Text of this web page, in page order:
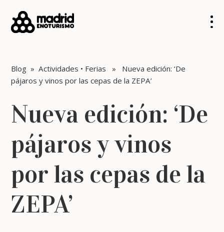
Blog »Actividades • Ferias » Nueva edición: ‘De
pájaros y vinos por las cepas de la ZEPA’
Nueva edición: ‘De
pájaros y vinos
por las cepas de la
ZEPA’